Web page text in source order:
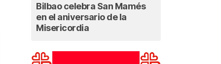
Bilbao celebra San Mamés
en el aniversario de la
Misericordia